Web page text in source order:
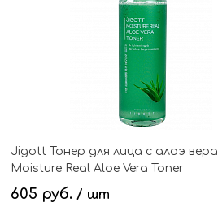
Jigott Тонер для лица с алоэ вера
Moisture Real Aloe Vera Toner
605 руб. / шт